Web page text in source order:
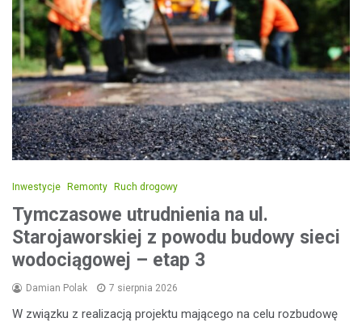
Inwestycje Remonty Ruch drogowy
Tymczasowe utrudnienia na ul.
Starojaworskiej z powodu budowy sieci
wodociągowej – etap 3
Damian Polak 7 sierpnia 2026
W związku z realizacją projektu mającego na celu rozbudowę